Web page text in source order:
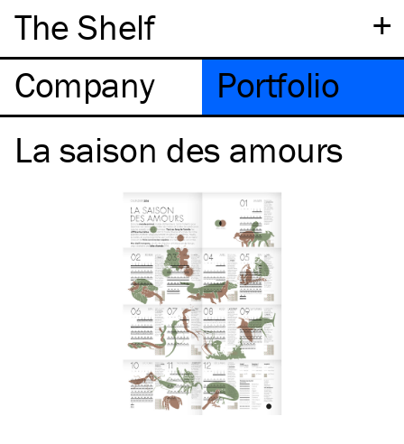
+
The Shelf
Company
Portfolio
La saison des amours